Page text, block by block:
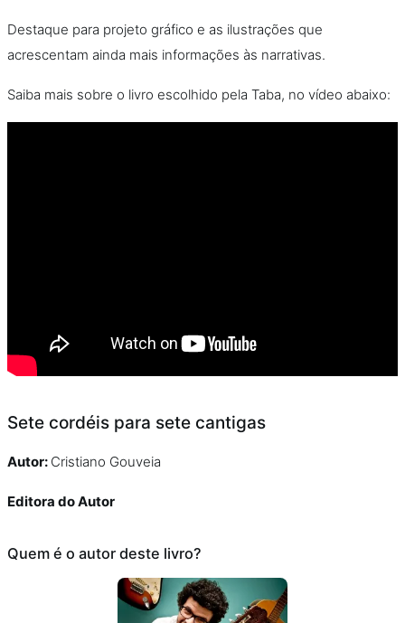
Destaque para projeto gráfico e as ilustrações que
acrescentam ainda mais informações às narrativas.
Saiba mais sobre o livro escolhido pela Taba, no vídeo abaixo:
Sete cordéis para sete cantigas
Autor: Cristiano Gouveia
Editora do Autor
Quem é o autor deste livro?